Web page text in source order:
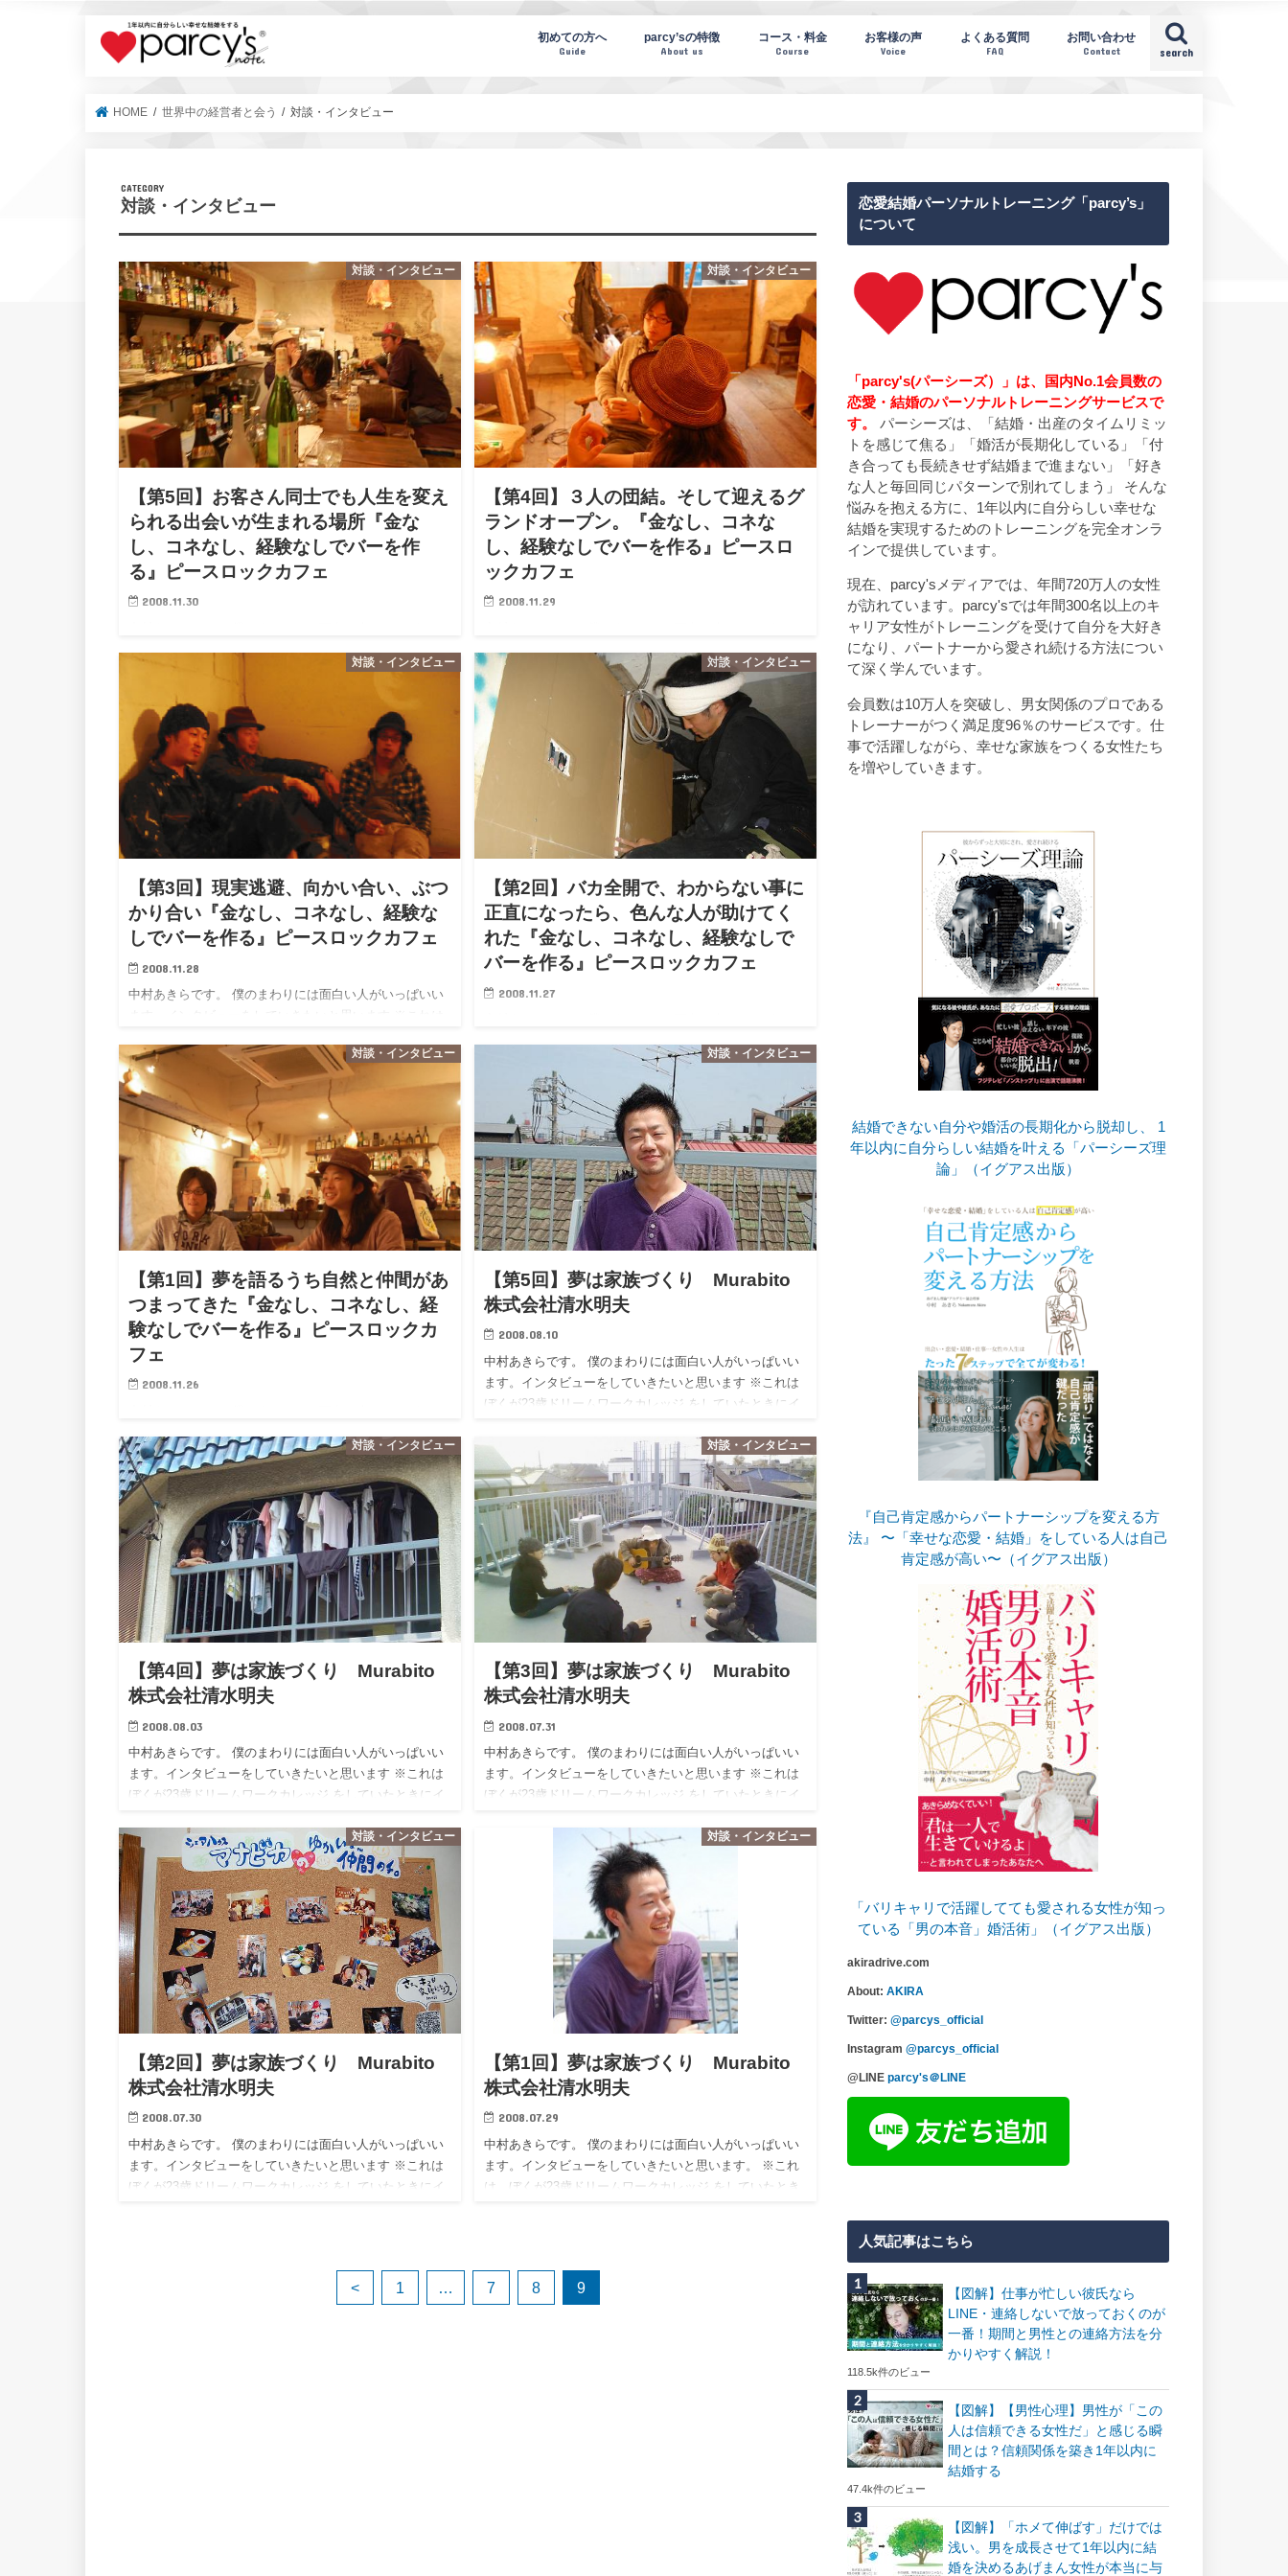
parcy's note(パーシーズノート) search
初めての方へ
Guide
parcy’sの特徴
About us
コース・料金
Course
お客様の声
Voice
よくある質問
FAQ
お問い合わせ
Contact
HOME 世界中の経営者と会う 対談・インタビュー
対談・インタビュー
対談・インタビュー
【第5回】お客さん同士でも人生を変え
られる出会いが生まれる場所『金な
し、コネなし、経験なしでバーを作
る』ピースロックカフェ
2008.11.30
ぼくが23歳ドリームワークカレッジ をしていたときにイ
なし、経験…
対談・インタビュー
【第4回】３人の団結。そして迎えるグ
ランドオープン。『金なし、コネな
し、経験なしでバーを作る』ピースロ
ックカフェ
2008.11.29
ぼくが23歳ドリームワークカレッジ をしていたときにイ
ンタビューしたものです。 彼らは７ヶ月で金なし、コネ
なし、経験…
対談・インタビュー
【第3回】現実逃避、向かい合い、ぶつ
かり合い『金なし、コネなし、経験な
しでバーを作る』ピースロックカフェ
2008.11.28
中村あきらです。 僕のまわりには面白い人がいっぱいい
ンタビューしたものです。 彼らは７ヶ月で金なし、コネ
なし、経験…
対談・インタビュー
【第2回】バカ全開で、わからない事に
正直になったら、色んな人が助けてく
れた『金なし、コネなし、経験なしで
バーを作る』ピースロックカフェ
2008.11.27
ぼくが23歳ドリームワークカレッジ をしていたときにイ
ンタビューしたものです。 彼らは７ヶ月で金なし、コネ
なし、経験…
対談・インタビュー
【第1回】夢を語るうち自然と仲間があ
つまってきた『金なし、コネなし、経
験なしでバーを作る』ピースロックカ
フェ
2008.11.26
ぼくが23歳ドリームワークカレッジ をしていたときにイ
ンタビューしたものです。 彼らは７ヶ月で金なし、コネ
なし、経験…
対談・インタビュー
【第5回】夢は家族づくり Murabito
株式会社清水明夫
2008.08.10
中村あきらです。 僕のまわりには面白い人がいっぱいい
ます。インタビューをしていきたいと思います ※これは
ぼくが23歳ドリームワークカレッジ をしていたときにイ
とを経験し…
対談・インタビュー
【第4回】夢は家族づくり Murabito
株式会社清水明夫
2008.08.03
中村あきらです。 僕のまわりには面白い人がいっぱいい
ます。インタビューをしていきたいと思います ※これは
ぼくが23歳ドリームワークカレッジ をしていたときにイ
とを経験し…
対談・インタビュー
【第3回】夢は家族づくり Murabito
株式会社清水明夫
2008.07.31
中村あきらです。 僕のまわりには面白い人がいっぱいい
ます。インタビューをしていきたいと思います ※これは
ぼくが23歳ドリームワークカレッジ をしていたときにイ
対談・インタビュー
【第2回】夢は家族づくり Murabito
株式会社清水明夫
2008.07.30
中村あきらです。 僕のまわりには面白い人がいっぱいい
ます。インタビューをしていきたいと思います ※これは
ぼくが23歳ドリームワークカレッジ をしていたときにイ
対談・インタビュー
【第1回】夢は家族づくり Murabito
株式会社清水明夫
2008.07.29
中村あきらです。 僕のまわりには面白い人がいっぱいい
ます。インタビューをしていきたいと思います。 ※これ
は、ぼくが23歳ドリームワークカレッジ をしていたとき
< 1 … 7 8 9
恋愛結婚パーソナルトレーニング「parcy’s」
について
「parcy's(パーシーズ）」は、国内No.1会員数の
恋愛・結婚のパーソナルトレーニングサービスで
す。
パーシーズは、「結婚・出産のタイムリミッ
トを感じて焦る」「婚活が長期化している」「付
き合っても長続きせず結婚まで進まない」「好き
な人と毎回同じパターンで別れてしまう」 そんな
悩みを抱える方に、1年以内に自分らしい幸せな
結婚を実現するためのトレーニングを完全オンラ
インで提供しています。
現在、parcy'sメディアでは、年間720万人の女性
が訪れています。parcy'sでは年間300名以上のキ
ャリア女性がトレーニングを受けて自分を大好き
になり、パートナーから愛され続ける方法につい
て深く学んでいます。
会員数は10万人を突破し、男女関係のプロである
トレーナーがつく満足度96％のサービスです。仕
事で活躍しながら、幸せな家族をつくる女性たち
を増やしていきます。
結婚できない自分や婚活の長期化から脱却し、 1
年以内に自分らしい結婚を叶える「パーシーズ理
論」（イグアス出版）
『自己肯定感からパートナーシップを変える方
法』 〜「幸せな恋愛・結婚」をしている人は自己
肯定感が高い〜（イグアス出版）
「バリキャリで活躍してても愛される女性が知っ
ている「男の本音」婚活術」（イグアス出版）
akiradrive.com
About: AKIRA
Twitter: @parcys_official
Instagram @parcys_official
@LINE parcy's＠LINE
人気記事はこちら
【図解】仕事が忙しい彼氏なら
LINE・連絡しないで放っておくのが
一番！期間と男性との連絡方法を分
かりやすく解説！
118.5k件のビュー
【図解】【男性心理】男性が「この
人は信頼できる女性だ」と感じる瞬
間とは？信頼関係を築き1年以内に
結婚する
47.4k件のビュー
【図解】「ホメて伸ばす」だけでは
浅い。男を成長させて1年以内に結
婚を決めるあげまん女性が本当に与